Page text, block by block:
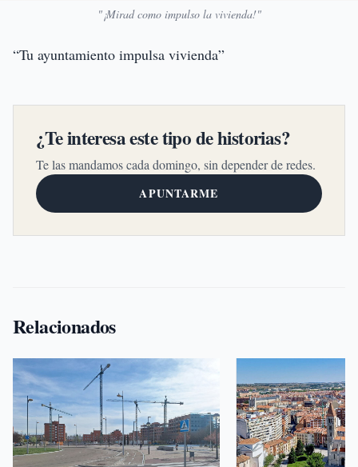
"¡Mirad como impulso la vivienda!"
“Tu ayuntamiento impulsa vivienda”
¿Te interesa este tipo de historias?
Te las mandamos cada domingo, sin depender de redes.
APUNTARME
Relacionados